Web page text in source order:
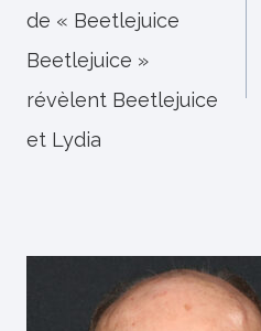
l’article
de « Beetlejuice
Beetlejuice »
révèlent Beetlejuice
et Lydia